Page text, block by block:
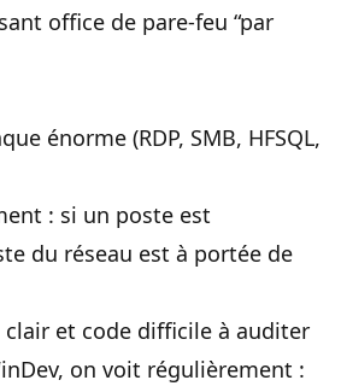
office de pare-feu “par
énorme (RDP, SMB, HFSQL,
: si un poste est
du réseau est à portée de
clair et code difficile à auditer
on voit régulièrement :